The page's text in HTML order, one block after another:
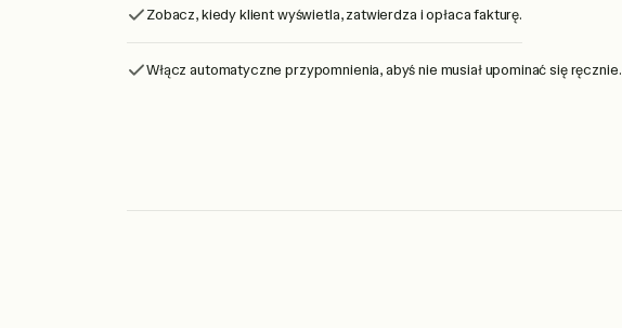
Zobacz, kiedy klient wyświetla, zatwierdza i opłaca fakturę.
Włącz automatyczne przypomnienia, abyś nie musiał upominać się ręcznie.